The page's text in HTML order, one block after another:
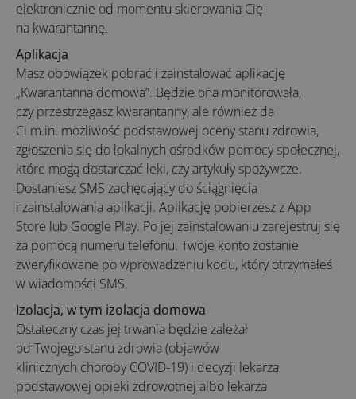
elektronicznie od momentu skierowania Cię
na kwarantannę.
Aplikacja
Masz obowiązek pobrać i zainstalować aplikację
„Kwarantanna domowa”. Będzie ona monitorowała,
czy przestrzegasz kwarantanny, ale również da
Ci m.in. możliwość podstawowej oceny stanu zdrowia,
zgłoszenia się do lokalnych ośrodków pomocy społecznej,
które mogą dostarczać leki, czy artykuły spożywcze.
Dostaniesz SMS zachęcający do ściągnięcia
i zainstalowania aplikacji. Aplikację pobierzesz z App
Store lub Google Play. Po jej zainstalowaniu zarejestruj się
za pomocą numeru telefonu. Twoje konto zostanie
zweryfikowane po wprowadzeniu kodu, który otrzymałeś
w wiadomości SMS.
Izolacja, w tym izolacja domowa
Ostateczny czas jej trwania będzie zależał
od Twojego stanu zdrowia (objawów
klinicznych choroby COVID-19) i decyzji lekarza
podstawowej opieki zdrowotnej albo lekarza